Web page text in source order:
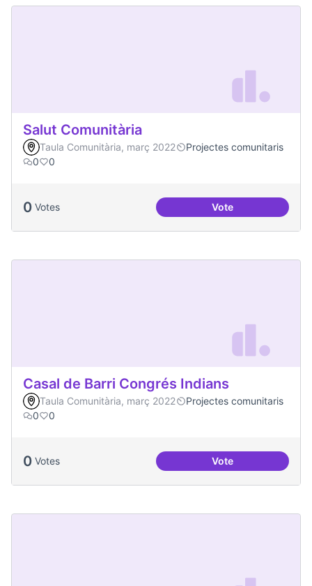
Salut Comunitària
Taula Comunitària, març 2022
Projectes comunitaris
0
0
0 Votes VoteSalut Comunitària
Casal de Barri Congrés Indians
Taula Comunitària, març 2022
Projectes comunitaris
0
0
0 Votes VoteCasal de Barri